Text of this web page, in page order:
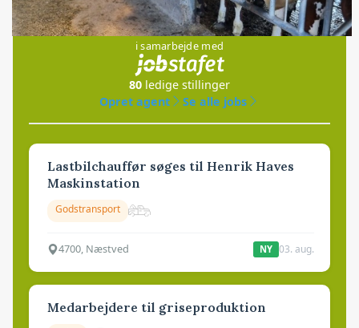
Jobs
i samarbejde med
80 ledige stillinger
Opret agent
Se alle jobs
Lastbilchauffør søges til Henrik Haves
Maskinstation
Godstransport
4700, Næstved NY 03. aug.
Medarbejdere til griseproduktion